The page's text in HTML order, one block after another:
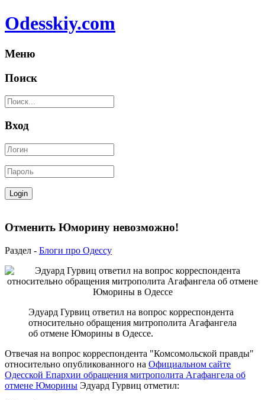
Odesskiy.com
Меню
Поиск
Вход
Отменить Юморину невозможно!
Раздел - Блоги про Одессу
Эдуард Гурвиц ответил на вопрос корреспондента
относительно обращения митрополита Агафангела
об отмене Юморины в Одессе.
Отвечая на вопрос корреспондента "Комсомольской правды"
относительно опубликованного на Официальном сайте
Одесской Епархии обращения митрополита Агафангела об
отмене Юморины Эдуард Гурвиц отметил: